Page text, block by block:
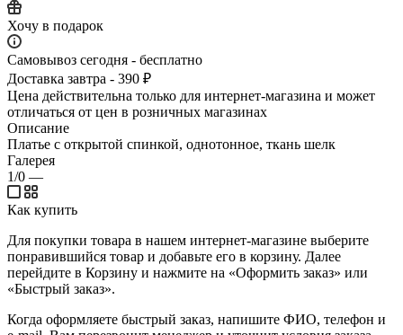
Хочу в подарок
Самовывоз сегодня - бесплатно
Доставка завтра - 390 ₽
Цена действительна только для интернет-магазина и может
отличаться от цен в розничных магазинах
Описание
Платье с открытой спинкой, однотонное, ткань шелк
Галерея
1/0 —
Как купить
Для покупки товара в нашем интернет-магазине выберите
понравившийся товар и добавьте его в корзину. Далее
перейдите в Корзину и нажмите на «Оформить заказ» или
«Быстрый заказ».
Когда оформляете быстрый заказ, напишите ФИО, телефон и